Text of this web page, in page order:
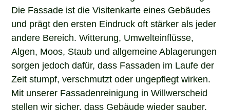
Die Fassade ist die Visitenkarte eines Gebäudes
und prägt den ersten Eindruck oft stärker als jeder
andere Bereich. Witterung, Umwelteinflüsse,
Algen, Moos, Staub und allgemeine Ablagerungen
sorgen jedoch dafür, dass Fassaden im Laufe der
Zeit stumpf, verschmutzt oder ungepflegt wirken.
Mit unserer Fassadenreinigung in Willwerscheid
stellen wir sicher, dass Gebäude wieder sauber,